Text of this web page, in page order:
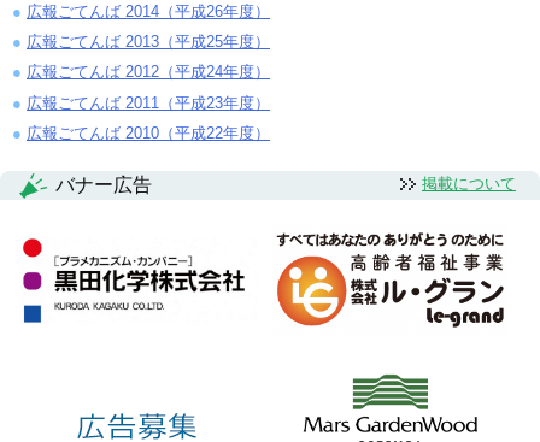
広報ごてんば 2014（平成26年度）
広報ごてんば 2013（平成25年度）
広報ごてんば 2012（平成24年度）
広報ごてんば 2011（平成23年度）
広報ごてんば 2010（平成22年度）
バナー広告 掲載について